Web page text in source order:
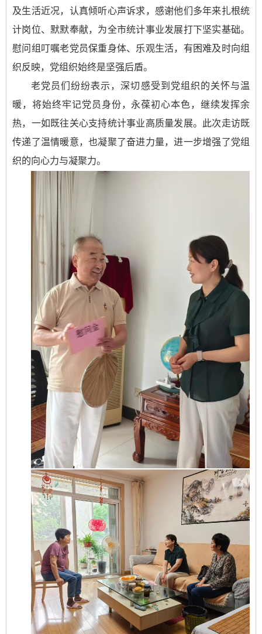
及生活近况，认真倾听心声诉求，感谢他们多年来扎根统
计岗位、默默奉献，为全市统计事业发展打下坚实基础。
慰问组叮嘱老党员保重身体、乐观生活，有困难及时向组
织反映，党组织始终是坚强后盾。
老党员们纷纷表示，深切感受到党组织的关怀与温
暖，将始终牢记党员身份，永葆初心本色，继续发挥余
热，一如既往关心支持统计事业高质量发展。此次走访既
传递了温情暖意，也凝聚了奋进力量，进一步增强了党组
织的向心力与凝聚力。